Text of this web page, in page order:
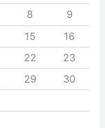
8
9
15
16
22
23
29
30